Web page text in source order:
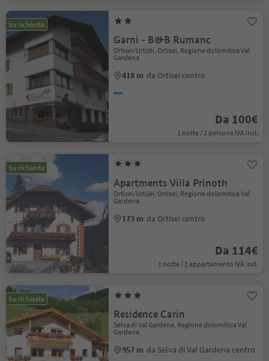
Su richiesta
Garni - B&B Rumanc
Ortisei/Urtijëi, Ortisei, Regione dolomitica Val
Gardena
418 m da Ortisei centro
Da 100€
1 notte / 2 persone IVA incl.
Su richiesta
Apartments Villa Prinoth
Ortisei/Urtijëi, Ortisei, Regione dolomitica Val
Gardena
173 m da Ortisei centro
Da 114€
1 notte / 1 appartamento IVA incl.
Su richiesta
Residence Carin
Selva di Val Gardena, Regione dolomitica Val
Gardena
957 m da Selva di Val Gardena centro